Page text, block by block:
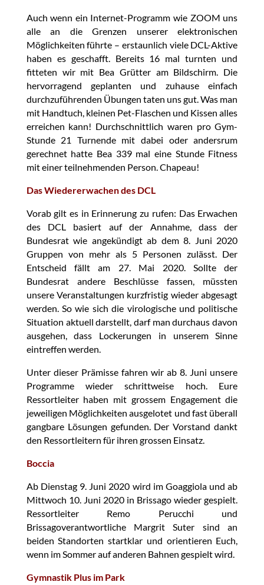
Auch wenn ein Internet-Programm wie ZOOM uns
alle an die Grenzen unserer elektronischen
Möglichkeiten führte – erstaunlich viele DCL-Aktive
haben es geschafft. Bereits 16 mal turnten und
fitteten wir mit Bea Grütter am Bildschirm. Die
hervorragend geplanten und zuhause einfach
durchzuführenden Übungen taten uns gut. Was man
mit Handtuch, kleinen Pet-Flaschen und Kissen alles
erreichen kann! Durchschnittlich waren pro Gym-
Stunde 21 Turnende mit dabei oder andersrum
gerechnet hatte Bea 339 mal eine Stunde Fitness
mit einer teilnehmenden Person. Chapeau!
Das Wiedererwachen des DCL
Vorab gilt es in Erinnerung zu rufen: Das Erwachen
des DCL basiert auf der Annahme, dass der
Bundesrat wie angekündigt ab dem 8. Juni 2020
Gruppen von mehr als 5 Personen zulässt. Der
Entscheid fällt am 27. Mai 2020. Sollte der
Bundesrat andere Beschlüsse fassen, müssten
unsere Veranstaltungen kurzfristig wieder abgesagt
werden. So wie sich die virologische und politische
Situation aktuell darstellt, darf man durchaus davon
ausgehen, dass Lockerungen in unserem Sinne
eintreffen werden.
Unter dieser Prämisse fahren wir ab 8. Juni unsere
Programme wieder schrittweise hoch. Eure
Ressortleiter haben mit grossem Engagement die
jeweiligen Möglichkeiten ausgelotet und fast überall
gangbare Lösungen gefunden. Der Vorstand dankt
den Ressortleitern für ihren grossen Einsatz.
Boccia
Ab Dienstag 9. Juni 2020 wird im Goaggiola und ab
Mittwoch 10. Juni 2020 in Brissago wieder gespielt.
Ressortleiter Remo Perucchi und
Brissagoverantwortliche Margrit Suter sind an
beiden Standorten startklar und orientieren Euch,
wenn im Sommer auf anderen Bahnen gespielt wird.
Gymnastik Plus im Park